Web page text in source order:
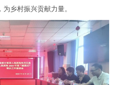
乡村振兴贡献力量。